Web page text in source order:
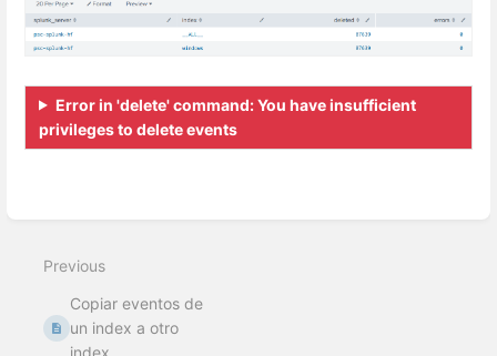
Error in 'delete' command: You have insufficient
privileges to delete events
Previous
Copiar eventos de
un index a otro
index